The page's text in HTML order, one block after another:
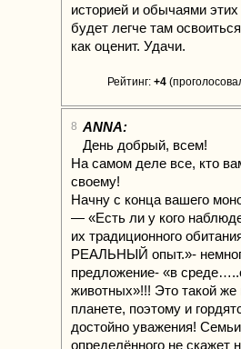
историей и обычаями
будет легче там
как оценит. Удачи.
Рейтинг: +4
8 ANNA:
День добрый, всем!
На самом деле все, кто
своему!
Начну с конца вашего
— «Есть ли у кого
их традиционного
РЕАЛЬНЫЙ опыт.»-
предложение- «в
животных»!!! Это такой
планете, поэтому и
достойно уважения!
определённого не скажет